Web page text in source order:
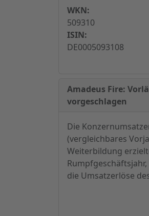
WKN:
509310
ISIN:
DE0005093108
Amadeus Fire:
vorgeschlagen
Die
(vergleichbares
Weiterbildung
die Umsatzerlöse